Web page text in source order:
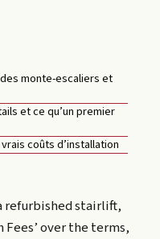
monte-escaliers et
et ce qu’un premier
coûts d’installation
refurbished stairlift,
over the terms,